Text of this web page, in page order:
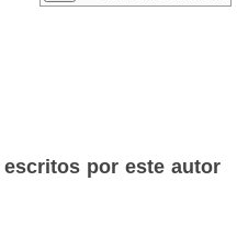
por este autor